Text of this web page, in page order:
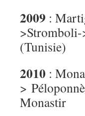
2009 :
(Tunisie)
2010 :
>
Monastir